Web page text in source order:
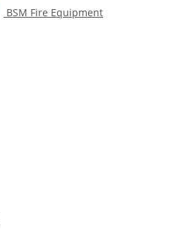
BSM Fire Equipment